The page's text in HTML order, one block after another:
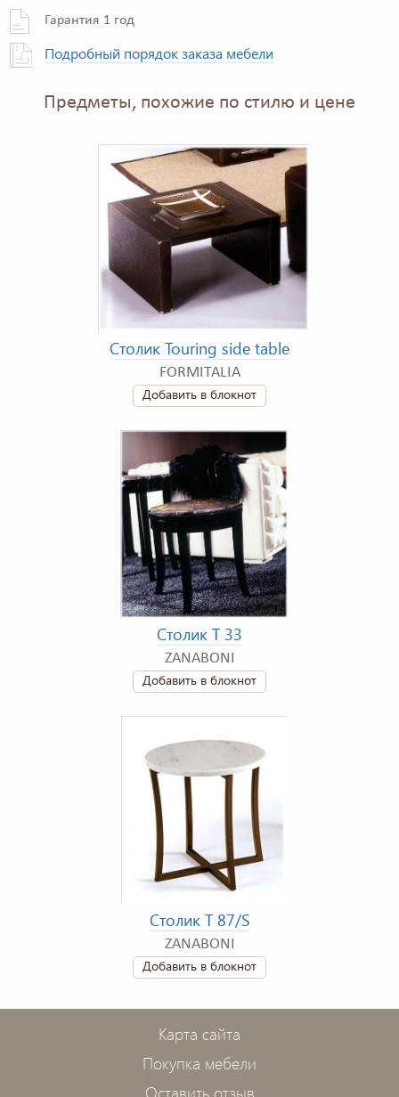
Гарантия 1 год
Подробный порядок заказа мебели
Предметы, похожие по стилю и цене
Столик Touring side table
FORMITALIA
Добавить в блокнот
Столик T 33
ZANABONI
Добавить в блокнот
Столик T 87/S
ZANABONI
Добавить в блокнот
Карта сайта
Покупка мебели
Оставить отзыв